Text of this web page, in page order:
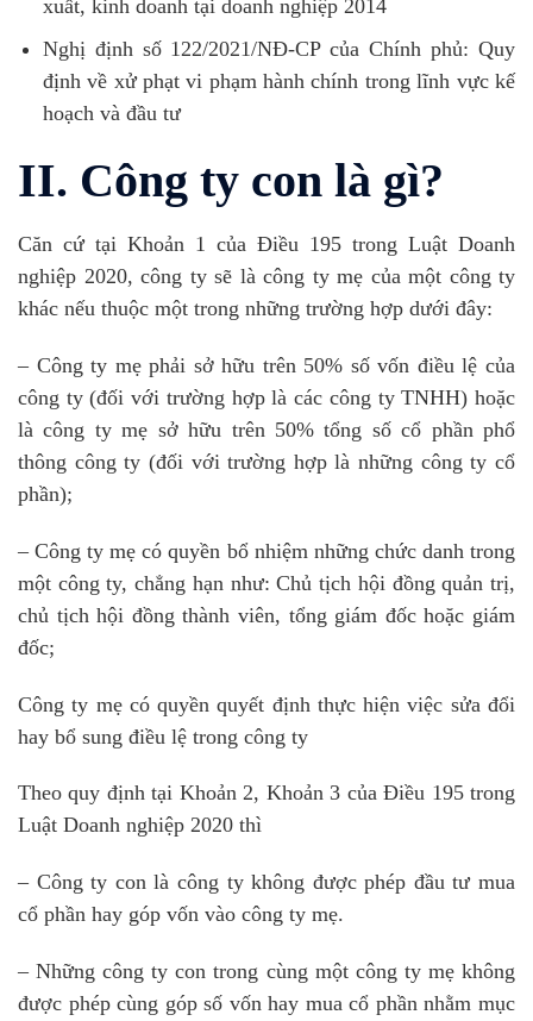
xuất, kinh doanh tại doanh nghiệp 2014
Nghị định số 122/2021/NĐ-CP của Chính phủ: Quy
định về xử phạt vi phạm hành chính trong lĩnh vực kế
hoạch và đầu tư
II. Công ty con là gì?
Căn cứ tại Khoản 1 của Điều 195 trong Luật Doanh
nghiệp 2020, công ty sẽ là công ty mẹ của một công ty
khác nếu thuộc một trong những trường hợp dưới đây:
– Công ty mẹ phải sở hữu trên 50% số vốn điều lệ của
công ty (đối với trường hợp là các công ty TNHH) hoặc
là công ty mẹ sở hữu trên 50% tổng số cổ phần phổ
thông công ty (đối với trường hợp là những công ty cổ
phần);
– Công ty mẹ có quyền bổ nhiệm những chức danh trong
một công ty, chẳng hạn như: Chủ tịch hội đồng quản trị,
chủ tịch hội đồng thành viên, tổng giám đốc hoặc giám
đốc;
Công ty mẹ có quyền quyết định thực hiện việc sửa đổi
hay bổ sung điều lệ trong công ty
Theo quy định tại Khoản 2, Khoản 3 của Điều 195 trong
Luật Doanh nghiệp 2020 thì
– Công ty con là công ty không được phép đầu tư mua
cổ phần hay góp vốn vào công ty mẹ.
– Những công ty con trong cùng một công ty mẹ không
được phép cùng góp số vốn hay mua cổ phần nhằm mục